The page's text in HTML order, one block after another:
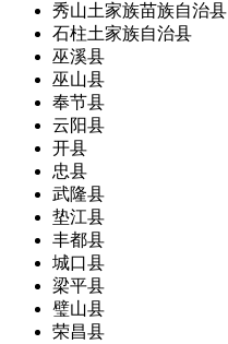
秀山土家族苗族自治县
石柱土家族自治县
巫溪县
巫山县
奉节县
云阳县
开县
忠县
武隆县
垫江县
丰都县
城口县
梁平县
璧山县
荣昌县